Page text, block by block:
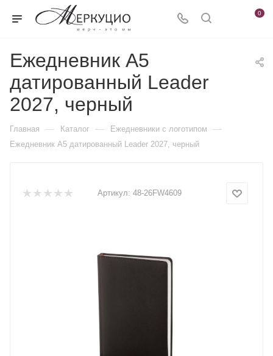
0
Ежедневник А5
датированный Leader
2027, черный
Главная — Каталог — Ежедневники c логотипом —
Ежедневник А5 датированный Leader 2027, черный
Артикул: 48-26FW4609